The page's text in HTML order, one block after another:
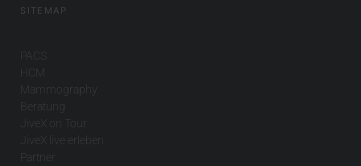
SITEMAP
PACS
HCM
Mammography
Beratung
JiveX on Tour
JiveX live erleben
Partner